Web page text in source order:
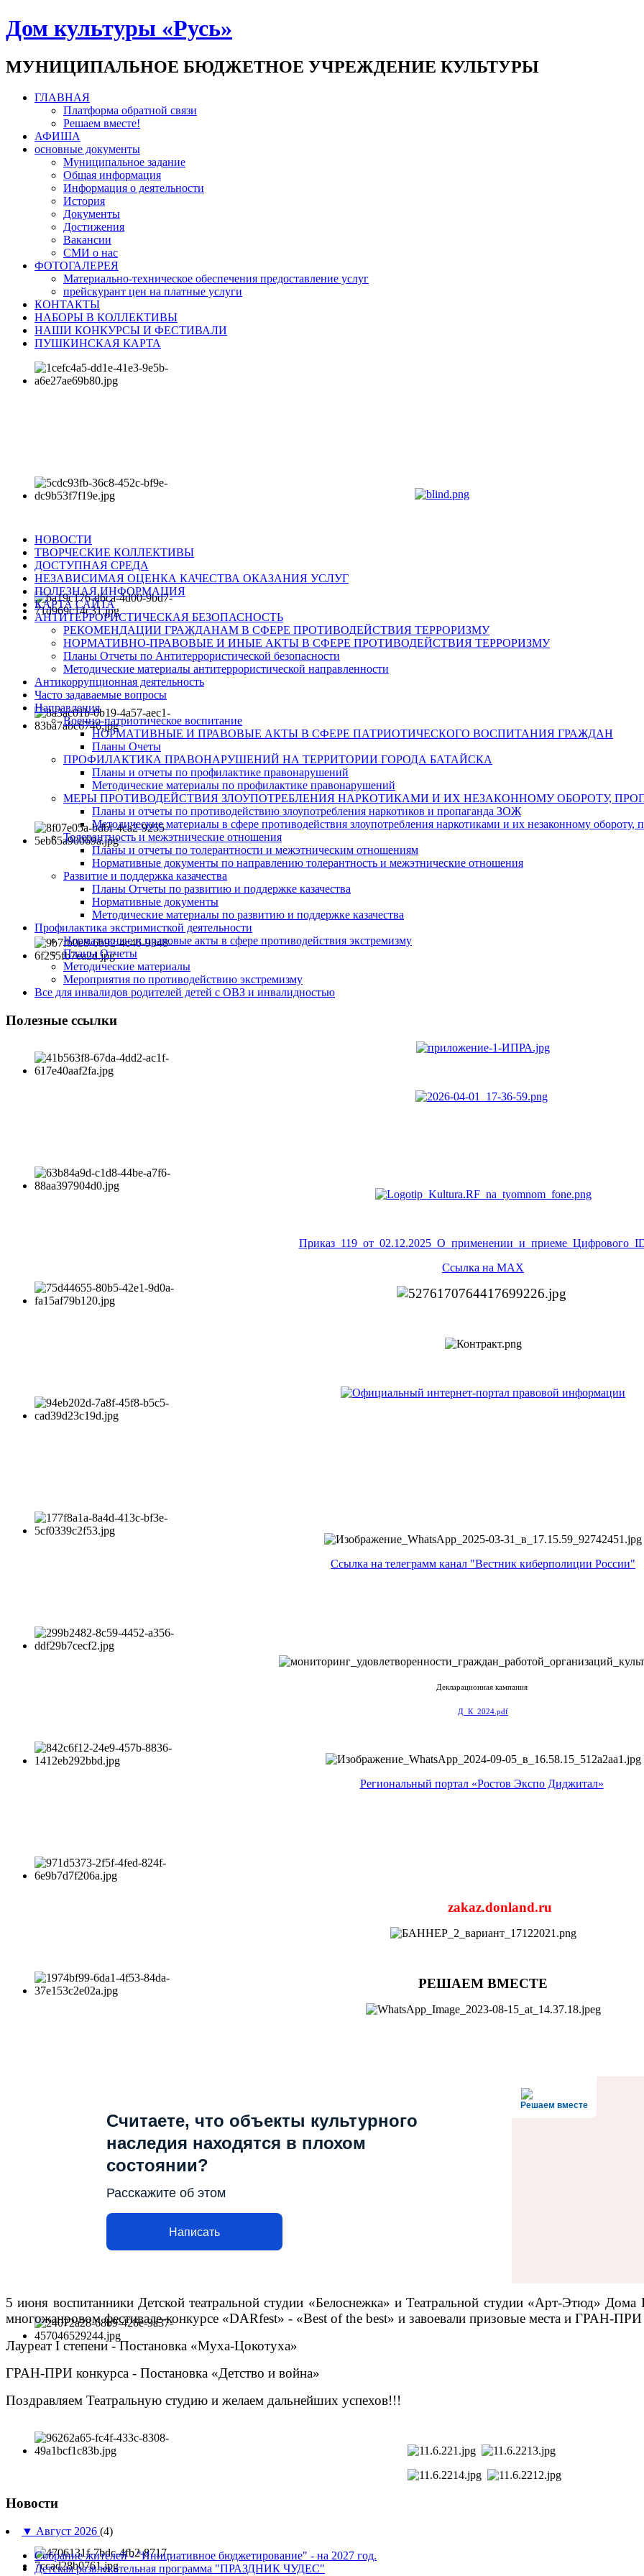
Дом культуры «Русь»
МУНИЦИПАЛЬНОЕ БЮДЖЕТНОЕ УЧРЕЖДЕНИЕ КУЛЬТУРЫ
ГЛАВНАЯ
Платформа обратной связи
Решаем вместе!
АФИША
основные документы
Муниципальное задание
Общая информация
Информация о деятельности
История
Документы
Достижения
Вакансии
СМИ о нас
ФОТОГАЛЕРЕЯ
Материально-техническое обеспечения предоставление услуг
прейскурант цен на платные услуги
КОНТАКТЫ
НАБОРЫ В КОЛЛЕКТИВЫ
НАШИ КОНКУРСЫ И ФЕСТИВАЛИ
ПУШКИНСКАЯ КАРТА
НОВОСТИ
ТВОРЧЕСКИЕ КОЛЛЕКТИВЫ
ДОСТУПНАЯ СРЕДА
НЕЗАВИСИМАЯ ОЦЕНКА КАЧЕСТВА ОКАЗАНИЯ УСЛУГ
ПОЛЕЗНАЯ ИНФОРМАЦИЯ
КАРТА САЙТА
АНТИТЕРРОРИСТИЧЕСКАЯ БЕЗОПАСНОСТЬ
РЕКОМЕНДАЦИИ ГРАЖДАНАМ В СФЕРЕ ПРОТИВОДЕЙСТВИЯ ТЕРРОРИЗМУ
НОРМАТИВНО-ПРАВОВЫЕ И ИНЫЕ АКТЫ В СФЕРЕ ПРОТИВОДЕЙСТВИЯ ТЕРРОРИЗМУ
Планы Отчеты по Антитеррористической безопасности
Методические материалы антитеррористической направленности
Антикоррупционная деятельность
Часто задаваемые вопросы
Направления
Военно-патриотическое воспитание
НОРМАТИВНЫЕ И ПРАВОВЫЕ АКТЫ В СФЕРЕ ПАТРИОТИЧЕСКОГО ВОСПИТАНИЯ ГРАЖДАН
Планы Очеты
ПРОФИЛАКТИКА ПРАВОНАРУШЕНИЙ НА ТЕРРИТОРИИ ГОРОДА БАТАЙСКА
Планы и отчеты по профилактике правонарушений
Методические материалы по профилактике правонарушений
МЕРЫ ПРОТИВОДЕЙСТВИЯ ЗЛОУПОТРЕБЛЕНИЯ НАРКОТИКАМИ И ИХ НЕЗАКОННОМУ ОБОРОТУ,
Планы и отчеты по противодействию злоупотребления наркотиков и пропаганда ЗОЖ
Методические материалы в сфере противодействия злоупотребления наркотиками и их незаконному
Толерантность и межэтнические отношения
Планы и отчеты по толерантности и межэтническим отношениям
Нормативные документы по направлению толерантность и межэтнические отношения
Развитие и поддержка казачества
Планы Отчеты по развитию и поддержке казачества
Нормативные документы
Методические материалы по развитию и поддержке казачества
Профилактика экстримисткой деятельности
Нормативные и правовые акты в сфере противодействия экстремизму
Планы Отчеты
Методические материалы
Мероприятия по противодействию экстремизму
Все для инвалидов родителей детей с ОВЗ и инвалидностью
Полезные ссылки
Ссылка на MAX
Ссылка на телеграмм канал "Вестник киберполиции России"
Декларационная кампания
Д_К_2024.pdf
Региональный портал «Ростов Экспо Диджитал»
zakaz.donland.ru
РЕШАЕМ ВМЕСТЕ
Решаем вместе
Считаете, что объекты культурного
наследия находятся в плохом
состоянии?
Расскажите об этом
Написать
5 июня воспитанники Детской театральной студии «Белоснежка» и Театральной студии «Арт-Этюд»
многожанровом фестивале-конкурсе «DARfest» - «Best of the best» и завоевали призовые места и
Лауреат I степени - Постановка «Муха-Цокотуха»
ГРАН-ПРИ конкурса - Постановка «Детство и война»
Поздравляем Театральную студию и желаем дальнейших успехов!!!
Новости
▼ Август 2026 (4)
Собрание жителей - "Инициативное бюджетирование" - на 2027 год.
Детская развлекательная программа "ПРАЗДНИК ЧУДЕС"